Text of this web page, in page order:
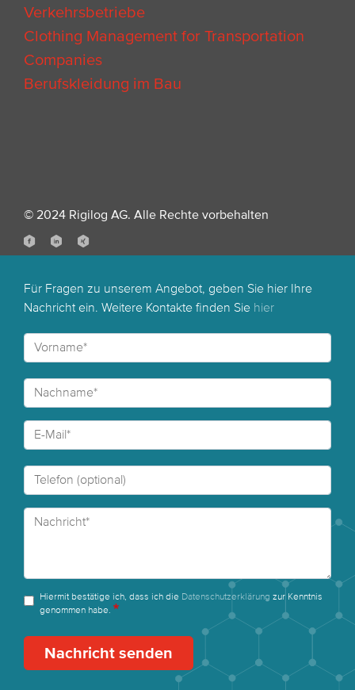
Verkehrsbetriebe
Clothing Management for Transportation
Companies
Berufskleidung im Bau
© 2024 Rigilog AG. Alle Rechte vorbehalten
Für Fragen zu unserem Angebot, geben Sie hier Ihre
Nachricht ein. Weitere Kontakte finden Sie hier
Hiermit bestätige ich, dass ich die Datenschutzerklärung zur Kenntnis
genommen habe.